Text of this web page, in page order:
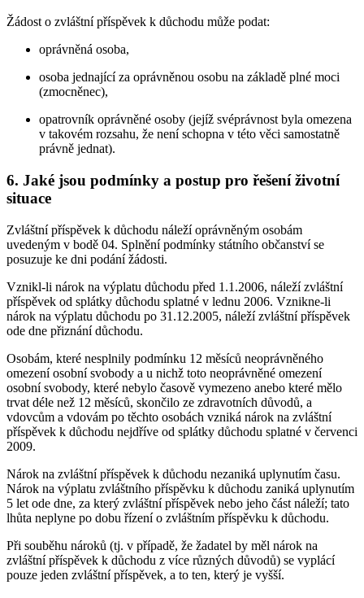
Žádost o zvláštní příspěvek k důchodu může podat:
oprávněná osoba,
osoba jednající za oprávněnou osobu na základě plné moci
(zmocněnec),
opatrovník oprávněné osoby (jejíž svéprávnost byla omezena
v takovém rozsahu, že není schopna v této věci samostatně
právně jednat).
6. Jaké jsou podmínky a postup pro řešení životní
situace
Zvláštní příspěvek k důchodu náleží oprávněným osobám
uvedeným v bodě 04. Splnění podmínky státního občanství se
posuzuje ke dni podání žádosti.
Vznikl-li nárok na výplatu důchodu před 1.1.2006, náleží zvláštní
příspěvek od splátky důchodu splatné v lednu 2006. Vznikne-li
nárok na výplatu důchodu po 31.12.2005, náleží zvláštní příspěvek
ode dne přiznání důchodu.
Osobám, které nesplnily podmínku 12 měsíců neoprávněného
omezení osobní svobody a u nichž toto neoprávněné omezení
osobní svobody, které nebylo časově vymezeno anebo které mělo
trvat déle než 12 měsíců, skončilo ze zdravotních důvodů, a
vdovcům a vdovám po těchto osobách vzniká nárok na zvláštní
příspěvek k důchodu nejdříve od splátky důchodu splatné v červenci
2009.
Nárok na zvláštní příspěvek k důchodu nezaniká uplynutím času.
Nárok na výplatu zvláštního příspěvku k důchodu zaniká uplynutím
5 let ode dne, za který zvláštní příspěvek nebo jeho část náleží; tato
lhůta neplyne po dobu řízení o zvláštním příspěvku k důchodu.
Při souběhu nároků (tj. v případě, že žadatel by měl nárok na
zvláštní příspěvek k důchodu z více různých důvodů) se vyplácí
pouze jeden zvláštní příspěvek, a to ten, který je vyšší.